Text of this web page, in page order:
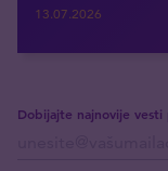
13.07.2026
Dobijajte najnovije vesti